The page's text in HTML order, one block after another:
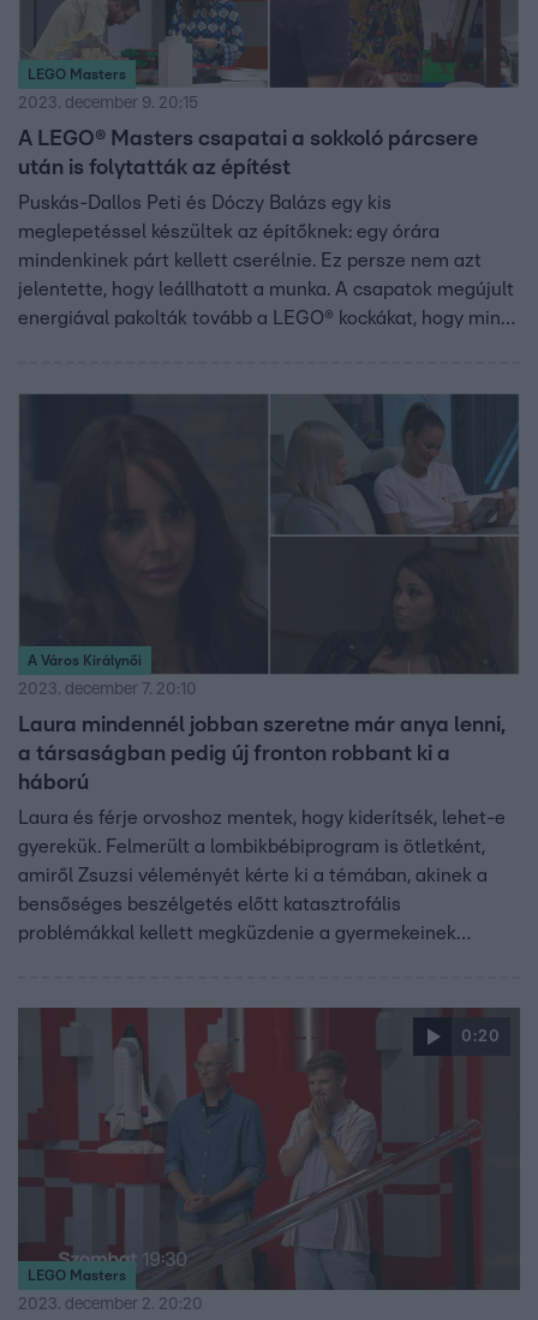
LEGO Masters
2023. december 9. 20:15
A LEGO® Masters csapatai a sokkoló párcsere
után is folytatták az építést
Puskás-Dallos Peti és Dóczy Balázs egy kis
meglepetéssel készültek az építőknek: egy órára
mindenkinek párt kellett cserélnie. Ez persze nem azt
jelentette, hogy leállhatott a munka. A csapatok megújult
energiával pakolták tovább a LEGO® kockákat, hogy minél
A Város Királynői
2023. december 7. 20:10
Laura mindennél jobban szeretne már anya lenni,
a társaságban pedig új fronton robbant ki a
háború
Laura és férje orvoshoz mentek, hogy kiderítsék, lehet-e
gyerekük. Felmerült a lombikbébiprogram is ötletként,
amiről Zsuzsi véleményét kérte ki a témában, akinek a
bensőséges beszélgetés előtt katasztrofális
problémákkal kellett megküzdenie a gyermekeinek
érdekében – Zsuzsi kivételével, aki nem volt jelen, így is
vitát robbantott ki.
0:20
LEGO Masters
2023. december 2. 20:20